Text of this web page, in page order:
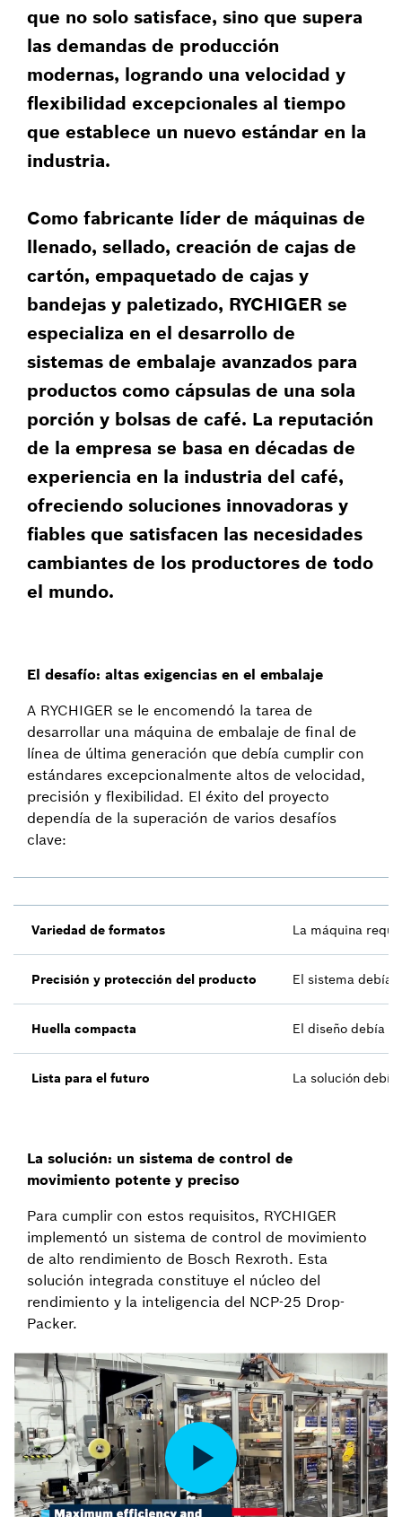
que no solo satisface, sino que supera
las demandas de producción
modernas, logrando una velocidad y
flexibilidad excepcionales al tiempo
que establece un nuevo estándar en la
industria.
Como fabricante líder de máquinas de
llenado, sellado, creación de cajas de
cartón, empaquetado de cajas y
bandejas y paletizado, RYCHIGER se
especializa en el desarrollo de
sistemas de embalaje avanzados para
productos como cápsulas de una sola
porción y bolsas de café. La reputación
de la empresa se basa en décadas de
experiencia en la industria del café,
ofreciendo soluciones innovadoras y
fiables que satisfacen las necesidades
cambiantes de los productores de todo
el mundo.
El desafío: altas exigencias en el embalaje
A RYCHIGER se le encomendó la tarea de
desarrollar una máquina de embalaje de final de
línea de última generación que debía cumplir con
estándares excepcionalmente altos de velocidad,
precisión y flexibilidad. El éxito del proyecto
dependía de la superación de varios desafíos
clave:
Variedad de formatos La máquina
Precisión y protección del producto El sistema debía
Huella compacta El diseño debía
Lista para el futuro La solución
La solución: un sistema de control de
movimiento potente y preciso
Para cumplir con estos requisitos, RYCHIGER
implementó un sistema de control de movimiento
de alto rendimiento de Bosch Rexroth. Esta
solución integrada constituye el núcleo del
rendimiento y la inteligencia del NCP-25 Drop-
Packer.